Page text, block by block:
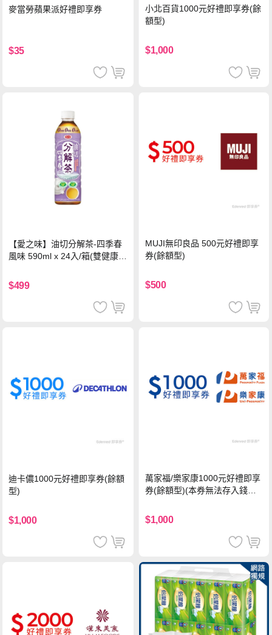
麥當勞蘋果派好禮即享券
$35
小北百貨1000元好禮即享券(餘
額型)
$1,000
【愛之味】油切分解茶-四季春
風味 590ml x 24入/箱(雙健康認
$499
MUJI無印良品 500元好禮即享
券(餘額型)
$500
迪卡儂1000元好禮即享券(餘額
型)
$1,000
萬家福/樂家康1000元好禮即享
券(餘額型)(本券無法存入錢包
$1,000